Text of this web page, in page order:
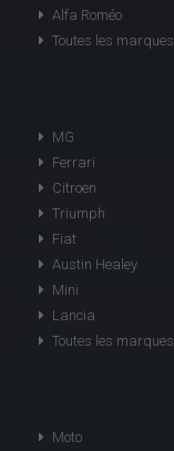
Alfa Roméo
Toutes les marques
MG
Ferrari
Citroen
Triumph
Fiat
Austin Healey
Mini
Lancia
Toutes les marques
Moto